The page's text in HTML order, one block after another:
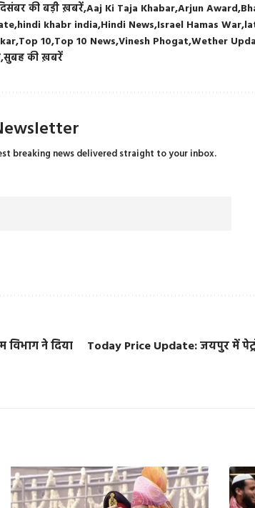
की बड़ी ख़बरेंAaj Ki Taja KhabarArjun Award
hindi khabr india Hindi News Israel Hamas War
Top 10 Top 10 NewsVinesh PhogatWether
सुबह की ख़बरें
breaking news delivered straight to your inbox.
विभाग ने दिया
Today Price Update: जयपुर में